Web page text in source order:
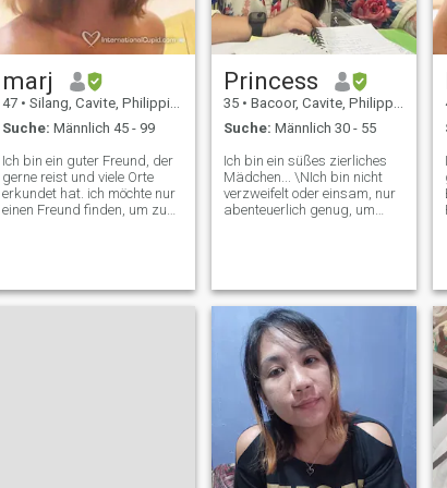
marj
47 • Silang, Cavite, Philippinen
Suche: Männlich 45 - 99
Ich bin ein guter Freund, der
gerne reist und viele Orte
erkundet hat. ich möchte nur
einen Freund finden, um zu
wir das nicht brauchen
versuchen Sie es und
Princess
35 • Bacoor, Cavite, Philippinen
Suche: Männlich 30 - 55
Ich bin ein süßes zierliches
Mädchen... \NIch bin nicht
verzweifelt oder einsam, nur
abenteuerlich genug, um
Menschen sprechen, die echt
sind, und das ernst nehmen.
Ich bin 35 Jahre alt, von den
Philippinen. Ich bin ein guter
Mensch, und wenn Sie mehr
über mich erfahren möchten,
können wir reden und ich
werde Ihnen im Laufe der
Zeit viel mehr erzählen. Ich
halte mich für freundlich und
zugänglich. Ich glaube, dass
Alter nur eine Zahl ist, und es